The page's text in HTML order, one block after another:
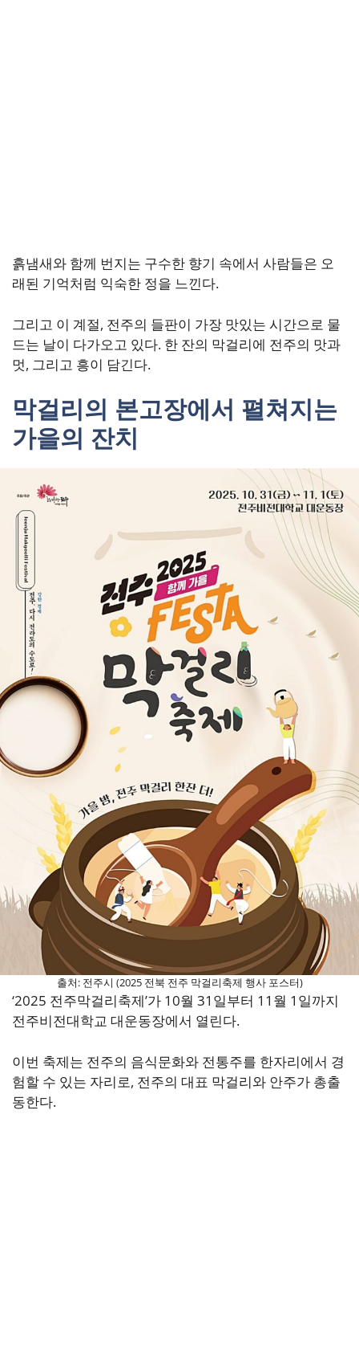
흙냄새와 함께 번지는 구수한 향기 속에서 사람들은 오
래된 기억처럼 익숙한 정을 느낀다.
그리고 이 계절, 전주의 들판이 가장 맛있는 시간으로 물
드는 날이 다가오고 있다. 한 잔의 막걸리에 전주의 맛과
멋, 그리고 흥이 담긴다.
막걸리의 본고장에서 펼쳐지는
가을의 잔치
출처: 전주시 (2025 전북 전주 막걸리축제 행사 포스터)
‘2025 전주막걸리축제’가 10월 31일부터 11월 1일까지
전주비전대학교 대운동장에서 열린다.
이번 축제는 전주의 음식문화와 전통주를 한자리에서 경
험할 수 있는 자리로, 전주의 대표 막걸리와 안주가 총출
동한다.